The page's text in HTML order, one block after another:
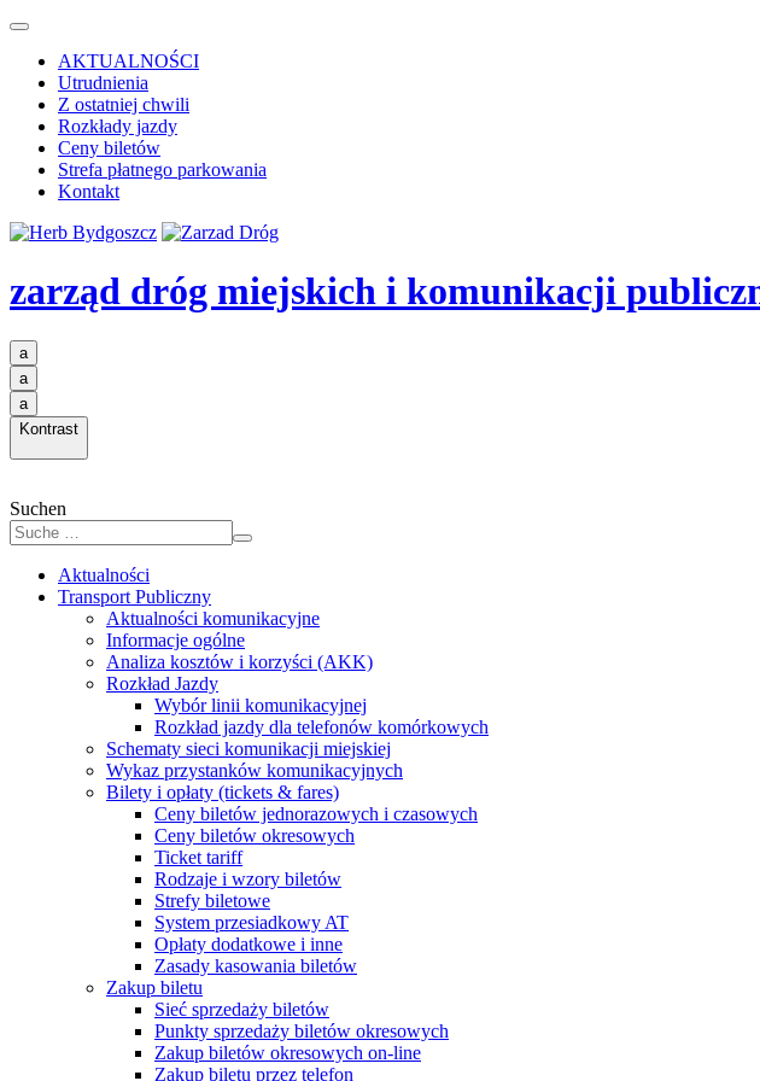
AKTUALNOŚCI
Utrudnienia
Z ostatniej chwili
Rozkłady jazdy
Ceny biletów
Strefa płatnego parkowania
Kontakt
zarząd dróg miejskich i komunikacji
a
a
a
Kontrast
Suchen
Aktualności
Transport Publiczny
Aktualności komunikacyjne
Informacje ogólne
Analiza kosztów i korzyści (AKK)
Rozkład Jazdy
Wybór linii komunikacyjnej
Rozkład jazdy dla telefonów komórkowych
Schematy sieci komunikacji miejskiej
Wykaz przystanków komunikacyjnych
Bilety i opłaty (tickets & fares)
Ceny biletów jednorazowych i czasowych
Ceny biletów okresowych
Ticket tariff
Rodzaje i wzory biletów
Strefy biletowe
System przesiadkowy AT
Opłaty dodatkowe i inne
Zasady kasowania biletów
Zakup biletu
Sieć sprzedaży biletów
Punkty sprzedaży biletów okresowych
Zakup biletów okresowych on-line
Zakup biletu przez telefon